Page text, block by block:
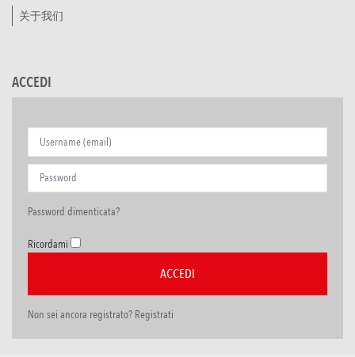
关于我们
ACCEDI
Password dimenticata?
Ricordami
Non sei ancora registrato? Registrati